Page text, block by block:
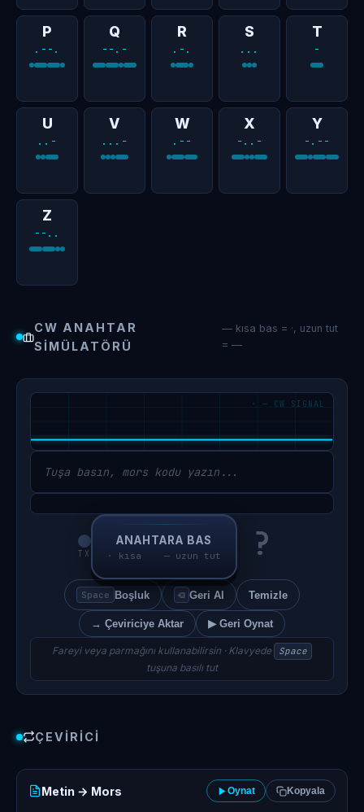
P
.--.
Q
--.-
R
.-.
S
...
T
-
U
..-
V
...-
W
.--
X
-..-
Y
-.--
Z
--..
CW ANAHTAR
SIMÜLATÖRÜ
— kısa bas = ·, uzun tut
= —
Tuşa basın, mors kodu yazın...
TX
ANAHTARA BAS
· kısa — uzun tut ?
Space Boşluk ⌫ Geri Al Temizle
→ Çeviriciye Aktar ▶ Geri Oynat
Fareyi veya parmağını kullanabilirsin · Klavyede Space
tuşuna basılı tut
ÇEVIRICI
Metin → Mors Oynat Kopyala